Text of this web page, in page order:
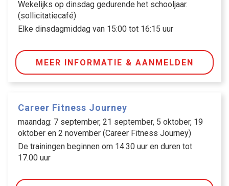
Wekelijks op dinsdag gedurende het schooljaar.
(sollicitatiecafé)
Elke dinsdagmiddag van 15:00 tot 16:15 uur
MEER INFORMATIE & AANMELDEN
Career Fitness Journey
maandag: 7 september, 21 september, 5 oktober, 19
oktober en 2 november (Career Fitness Journey)
De trainingen beginnen om 14.30 uur en duren tot
17.00 uur